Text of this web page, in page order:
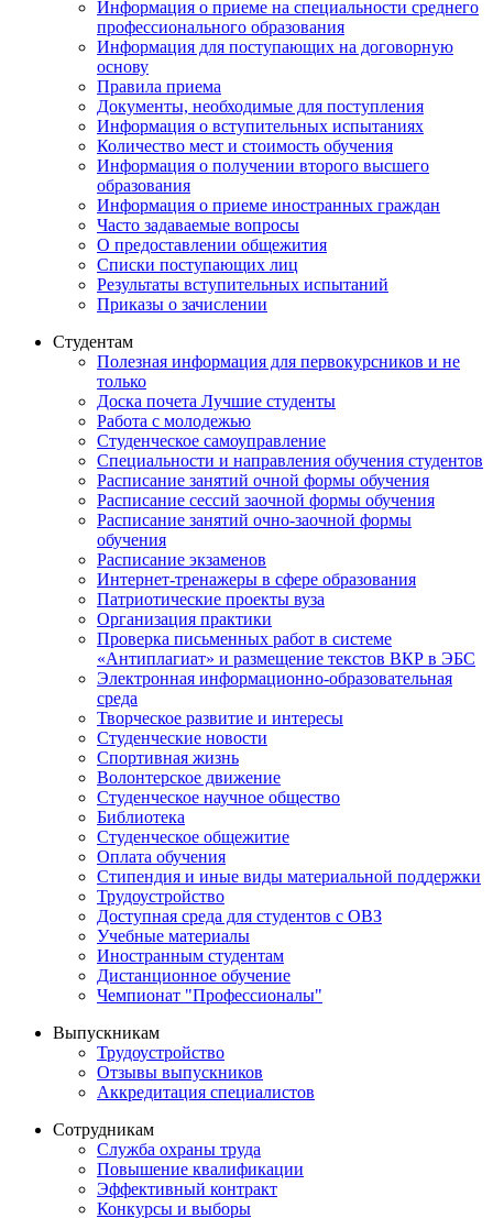
Информация о приеме на специальности среднего
профессионального образования
Информация для поступающих на договорную
основу
Правила приема
Документы, необходимые для поступления
Информация о вступительных испытаниях
Количество мест и стоимость обучения
Информация о получении второго высшего
образования
Информация о приеме иностранных граждан
Часто задаваемые вопросы
О предоставлении общежития
Списки поступающих лиц
Результаты вступительных испытаний
Приказы о зачислении
Студентам
Полезная информация для первокурсников и не
только
Доска почета Лучшие студенты
Работа с молодежью
Студенческое самоуправление
Специальности и направления обучения студентов
Расписание занятий очной формы обучения
Расписание сессий заочной формы обучения
Расписание занятий очно-заочной формы
обучения
Расписание экзаменов
Интернет-тренажеры в сфере образования
Патриотические проекты вуза
Организация практики
Проверка письменных работ в системе
«Антиплагиат» и размещение текстов ВКР в ЭБС
Электронная информационно-образовательная
среда
Творческое развитие и интересы
Студенческие новости
Спортивная жизнь
Волонтерское движение
Студенческое научное общество
Библиотека
Студенческое общежитие
Оплата обучения
Стипендия и иные виды материальной поддержки
Трудоустройство
Доступная среда для студентов с ОВЗ
Учебные материалы
Иностранным студентам
Дистанционное обучение
Чемпионат "Профессионалы"
Выпускникам
Трудоустройство
Отзывы выпускников
Аккредитация специалистов
Сотрудникам
Служба охраны труда
Повышение квалификации
Эффективный контракт
Конкурсы и выборы